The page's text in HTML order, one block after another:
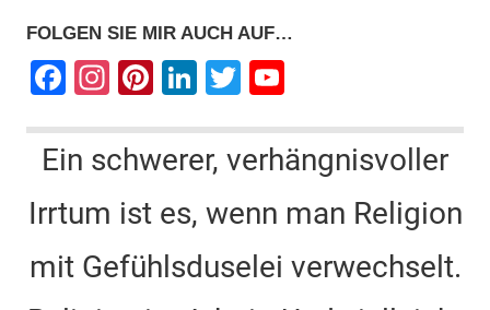
FOLGEN SIE MIR AUCH AUF…
F
c
e
b
o
o
In
a
gr
a
m
Pi
er
e
st
Li
k
e
dI
n
T
tt
er
u
T
u
b
e
Ein schwerer, verhängnisvoller
Irrtum ist es, wenn man Religion
mit Gefühlsduselei verwechselt.